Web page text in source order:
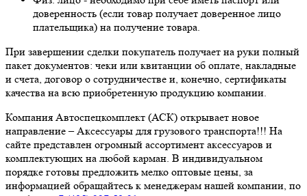
доверенность (если товар получает доверенное лицо
плательщика) на получение товара.
При завершении сделки покупатель получает на руки полный
пакет документов: чеки или квитанции об оплате, накладные
и счета, договор о сотрудничестве и, конечно, сертификаты
качества на всю приобретенную продукцию компании.
Компания Автоспецкомплект (АСК) открывает новое
направление – Аксессуары для грузового транспорта!!! На
сайте представлен огромный ассортимент аксессуаров и
комплектующих на любой карман. В индивидуальном
порядке готовы предложить мелко оптовые цены, за
информацией обращайтесь к менеджерам нашей компании, по